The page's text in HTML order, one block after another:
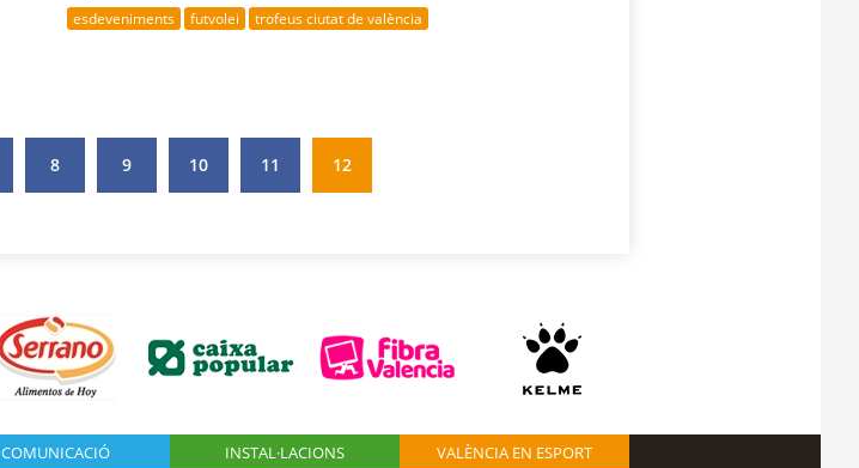
esdeveniments futvolei trofeus ciutat de valència
8 9 10 11 12
COMUNICACIÓ INSTAL·LACIONS VALÈNCIA EN ESPORT